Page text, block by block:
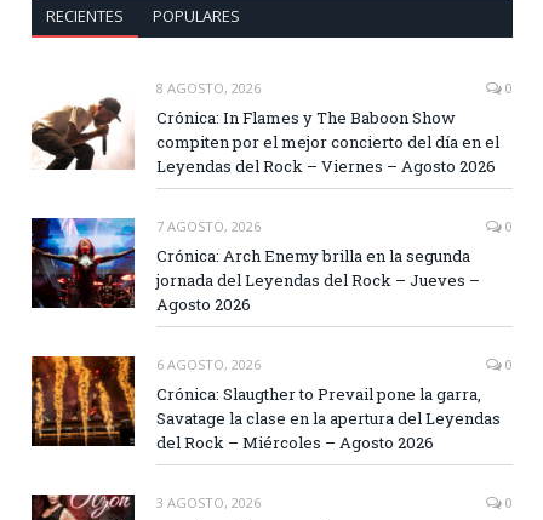
RECIENTES POPULARES
8 AGOSTO, 2026 0
Crónica: In Flames y The Baboon Show
compiten por el mejor concierto del día en el
Leyendas del Rock – Viernes – Agosto 2026
7 AGOSTO, 2026 0
Crónica: Arch Enemy brilla en la segunda
jornada del Leyendas del Rock – Jueves –
Agosto 2026
6 AGOSTO, 2026 0
Crónica: Slaugther to Prevail pone la garra,
Savatage la clase en la apertura del Leyendas
del Rock – Miércoles – Agosto 2026
3 AGOSTO, 2026 0